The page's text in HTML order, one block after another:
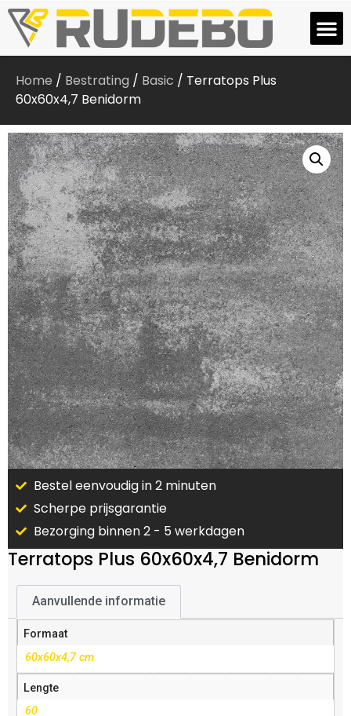
Home / Bestrating / Basic / Terratops Plus
60x60x4,7 Benidorm
Bestel eenvoudig in 2 minuten
Scherpe prijsgarantie
Bezorging binnen 2 - 5 werkdagen
Terratops Plus 60x60x4,7 Benidorm
Aanvullende informatie
Formaat
60x60x4,7 cm
Lengte
60